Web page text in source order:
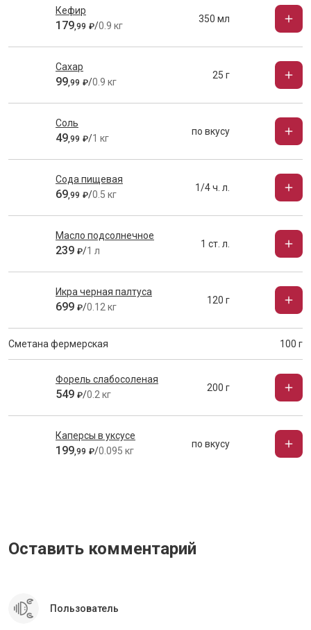
Кефир
179,99 ₽/0.9 кг
350 мл
Сахар
99,99 ₽/0.9 кг
25 г
Соль
49,99 ₽/1 кг
по вкусу
Сода пищевая
69,99 ₽/0.5 кг
1/4 ч. л.
Масло подсолнечное
239 ₽/1 л
1 ст. л.
Икра черная палтуса
699 ₽/0.12 кг
120 г
Сметана фермерская 100 г
Форель слабосоленая
549 ₽/0.2 кг
200 г
Каперсы в уксусе
199,99 ₽/0.095 кг
по вкусу
Оставить комментарий
Пользователь